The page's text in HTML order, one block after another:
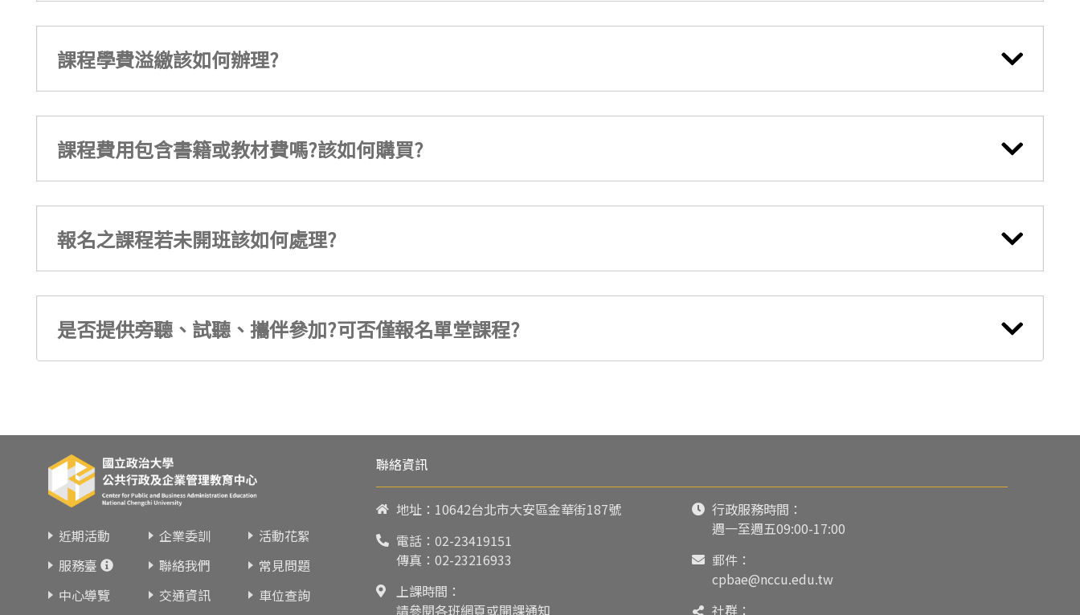
課程學費溢繳該如何辦理?
課程費用包含書籍或教材費嗎?該如何購買?
報名之課程若未開班該如何處理?
是否提供旁聽、試聽、攜伴參加?可否僅報名單堂課程?
近期活動 企業委訓
活動花絮
服務臺
聯絡我們
常見問題
中心導覽
交通資訊
車位查詢
聯絡資訊
地址：10642台北市大安區金華街187號
電話： 02-23419151
傳真：02-23216933
上課時間：
請參閱各班網頁或開課通知
行政服務時間：
週一至週五09:00-17:00
郵件：
cpbae@nccu.edu.tw
社群：